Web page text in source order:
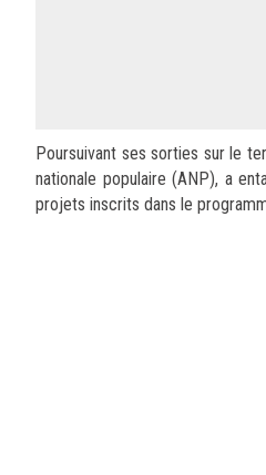
Poursuivant ses sorties sur le
nationale populaire (ANP), a
projets inscrits dans le